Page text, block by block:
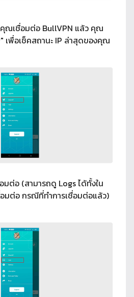
ณเชื่อมต่อ BullVPN แล้ว คุณ
เพื่อเช็คสถานะ IP ล่าสุดของคุณ
มต่อ (สามารถดู Logs ได้ทั้งใน
อมต่อ กรณีที่ทำการเชื่อมต่อแล้ว)